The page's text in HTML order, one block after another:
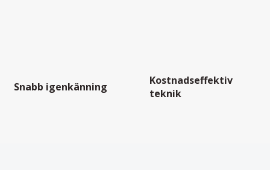
Snabb igenkänning
Kostnadseffektiv
teknik